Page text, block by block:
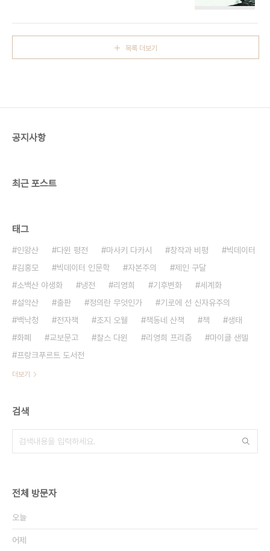
에 따른 갈등이 주요 테마다. 출간과 관련해 간담회가
시절이었는데 손수 칭찬하는 메세지를 써서 문화부
..
목록 더보기
공지사항
최근 포스트
태그
인왕산 다윈 평전 마사키 다카시 창작과 비평
빅데이터
김홍모
빅데이터 인문학 자본주의
제인 구달
소백산 야생화
냉전 리영희 기후변화
세계화
설악산
출판 정의란 무엇인가
기로에 선 신자유주의
백낙청
전자책 조지 오웰 책동네 산책 책
생태
화폐
교보문고 찰스 다윈 리영희 프리즘
마이클 샌델
프랑크푸르트 도서전
더보기
검색
전체 방문자
오늘
어제